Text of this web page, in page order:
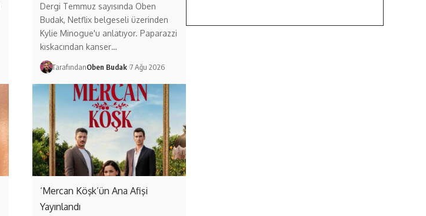
Dergi Temmuz sayısında Oben
Budak, Netflix belgeseli üzerinden
Kylie Minogue'u anlatıyor. Paparazzi
kıskacından kanser…
TarafındanOben Budak 7 Ağu 2026
‘Mercan Köşk’ün Ana Afişi
Yayınlandı